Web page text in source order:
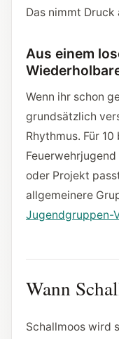
Das nimmt Druck
Aus einem
Wenn ihr schon
grundsätzlich
Rhythmus. Für
oder Projekt
allgemeinere
Jugendgruppen-
Wann
Schallmoos wird